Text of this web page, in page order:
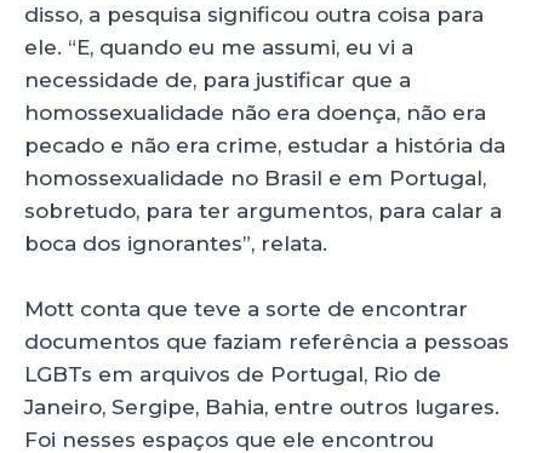
disso, a pesquisa significou outra coisa para
ele. “E, quando eu me assumi, eu vi a
necessidade de, para justificar que a
homossexualidade não era doença, não era
pecado e não era crime, estudar a história da
homossexualidade no Brasil e em Portugal,
sobretudo, para ter argumentos, para calar a
boca dos ignorantes”, relata.
Mott conta que teve a sorte de encontrar
documentos que faziam referência a pessoas
LGBTs em arquivos de Portugal, Rio de
Janeiro, Sergipe, Bahia, entre outros lugares.
Foi nesses espaços que ele encontrou